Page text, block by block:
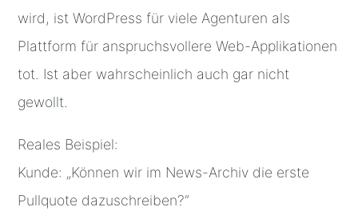
wird, ist WordPress für viele Agenturen als
Plattform für anspruchsvollere Web-Applikationen
tot. Ist aber wahrscheinlich auch gar nicht
gewollt.
Reales Beispiel:
Kunde: „Können wir im News-Archiv die erste
Pullquote dazuschreiben?“